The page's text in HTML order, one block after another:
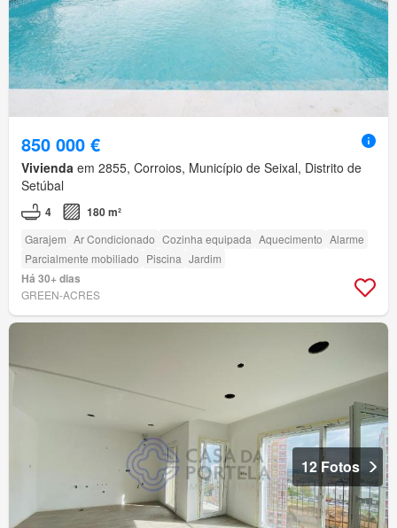
850 000 €
Vivienda em 2855, Corroios, Município de Seixal, Distrito de
Setúbal
4 180 m²
Garajem Ar Condicionado Cozinha equipada Aquecimento Alarme
Parcialmente mobiliado Piscina Jardim
Há 30+ dias
GREEN-ACRES
12 Fotos